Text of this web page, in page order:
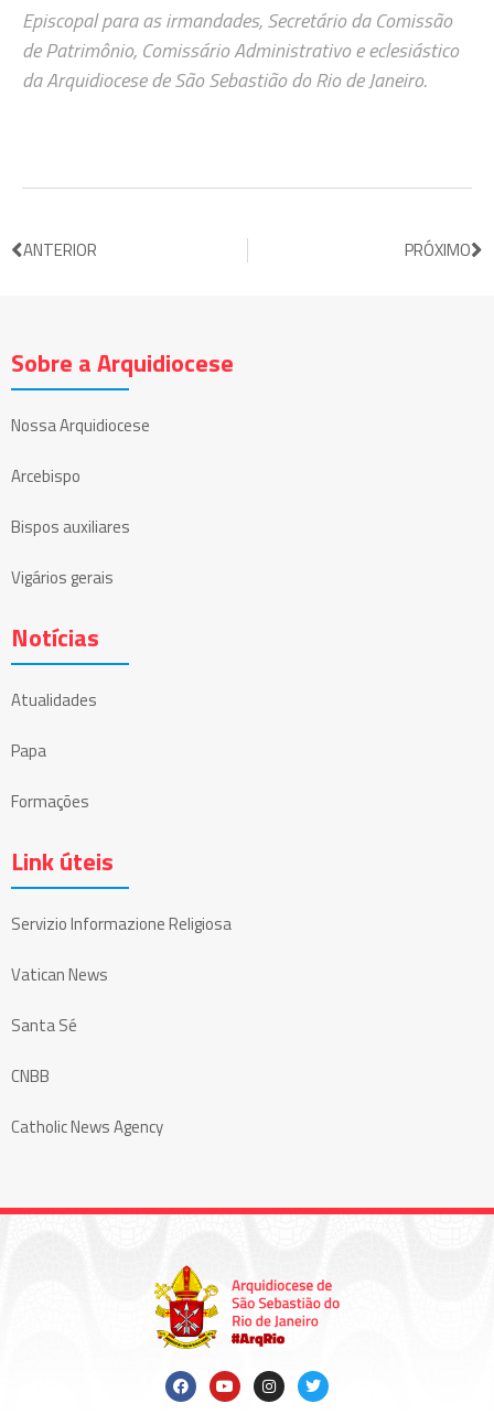
Episcopal para as irmandades, Secretário da Comissão
de Patrimônio, Comissário Administrativo e eclesiástico
da Arquidiocese de São Sebastião do Rio de Janeiro.
ANTERIOR PRÓXIMO
Sobre a Arquidiocese
Nossa Arquidiocese
Arcebispo
Bispos auxiliares
Vigários gerais
Notícias
Atualidades
Papa
Formações
Link úteis
Servizio Informazione Religiosa
Vatican News
Santa Sé
CNBB
Catholic News Agency